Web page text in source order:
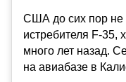
США до сих пор не
истребителя F-35,
много лет назад.
на авиабазе в